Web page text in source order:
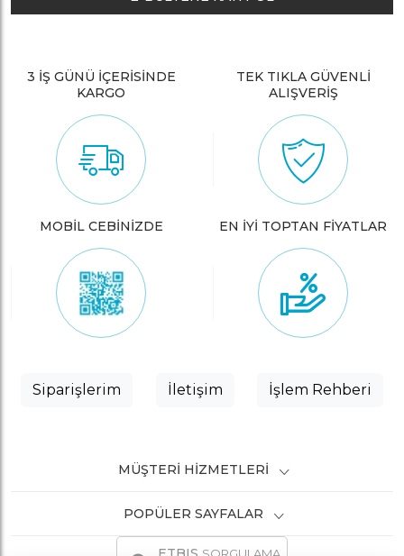
3 İŞ GÜNÜ İÇERİSİNDE
KARGO
TEK TIKLA GÜVENLİ
ALIŞVERİŞ
MOBİL CEBİNİZDE EN İYİ TOPTAN FİYATLAR
Siparişlerim İletişim İşlem Rehberi
MÜŞTERI HIZMETLERI
POPÜLER SAYFALAR